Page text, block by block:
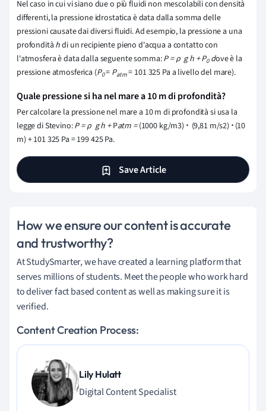
Nel caso in cui vi siano due o più fluidi non mescolabili con densità
differenti, la pressione idrostatica è data dalla somma delle
pressioni causate dai diversi fluidi. Ad esempio, la pressione a una
profondità hdi un recipiente pieno d'acqua a contatto con
l'atmosfera è data dalla seguente somma:P = ρ g h +P0 dove è la
pressione atmosferica (P0= Patm= 101 325 Pa a livello del mare).
Quale pressione si ha nel mare a 10 m di profondità?
Per calcolare la pressione nel mare a 10 m di profondità si usa la
legge di Stevino:P = ρ g h +Patm =(1000 kg/m3) ⋅(9,81 m/s2) ⋅(10
m) + 101 325 Pa = 199 425 Pa.
Save Article
How we ensure our content is accurate
and trustworthy?
At StudySmarter, we have created a learning platform that
serves millions of students. Meet the people who work hard
to deliver fact based content as well as making sure it is
verified.
Content Creation Process:
Lily Hulatt
Digital Content Specialist